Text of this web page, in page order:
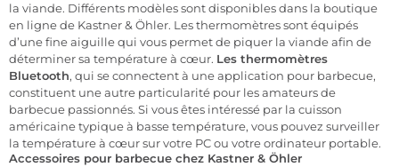
la viande. Différents modèles sont disponibles dans la boutique
en ligne de Kastner & Öhler. Les thermomètres sont équipés
d’une fine aiguille qui vous permet de piquer la viande afin de
déterminer sa température à cœur. Les thermomètres
Bluetooth, qui se connectent à une application pour barbecue,
constituent une autre particularité pour les amateurs de
barbecue passionnés. Si vous êtes intéressé par la cuisson
américaine typique à basse température, vous pouvez surveiller
la température à cœur sur votre PC ou votre ordinateur portable.
Accessoires pour barbecue chez Kastner & Öhler